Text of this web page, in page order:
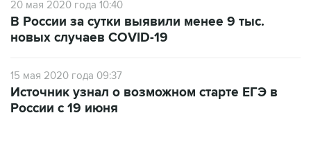
новых случаев COVID-19
15 мая 2020 года 09:37
России с 19 июня